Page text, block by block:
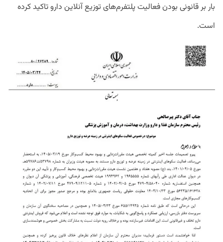
بار بر قانونی بودن فعالیت پلتفرم‌های توزیع آنلاین دارو تاکید کرده
است.